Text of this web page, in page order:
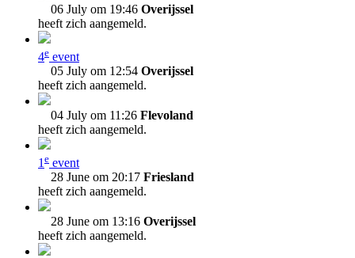
06 July om 19:46 Overijssel
heeft zich aangemeld.
4e event
05 July om 12:54 Overijssel
heeft zich aangemeld.
04 July om 11:26 Flevoland
heeft zich aangemeld.
1 e event
28 June om 20:17 Friesland
heeft zich aangemeld.
28 June om 13:16 Overijssel
heeft zich aangemeld.